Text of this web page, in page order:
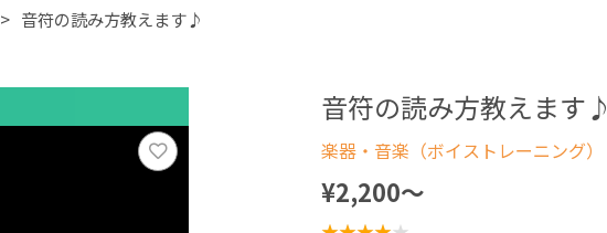
音符の読み方教えます♪
音符の読み方教えます♪
楽器・音楽（ボイストレーニング）
¥2,200〜